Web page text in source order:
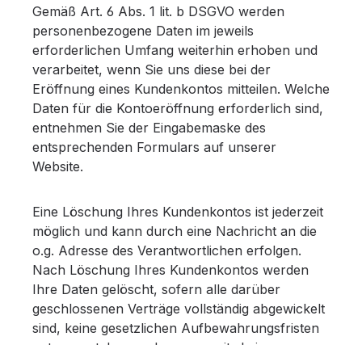
Gemäß Art. 6 Abs. 1 lit. b DSGVO werden
personenbezogene Daten im jeweils
erforderlichen Umfang weiterhin erhoben und
verarbeitet, wenn Sie uns diese bei der
Eröffnung eines Kundenkontos mitteilen. Welche
Daten für die Kontoeröffnung erforderlich sind,
entnehmen Sie der Eingabemaske des
entsprechenden Formulars auf unserer
Website.
Eine Löschung Ihres Kundenkontos ist jederzeit
möglich und kann durch eine Nachricht an die
o.g. Adresse des Verantwortlichen erfolgen.
Nach Löschung Ihres Kundenkontos werden
Ihre Daten gelöscht, sofern alle darüber
geschlossenen Verträge vollständig abgewickelt
sind, keine gesetzlichen Aufbewahrungsfristen